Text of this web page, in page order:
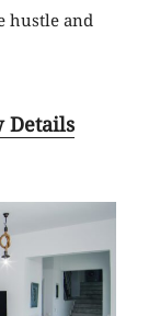
hustle and
Details